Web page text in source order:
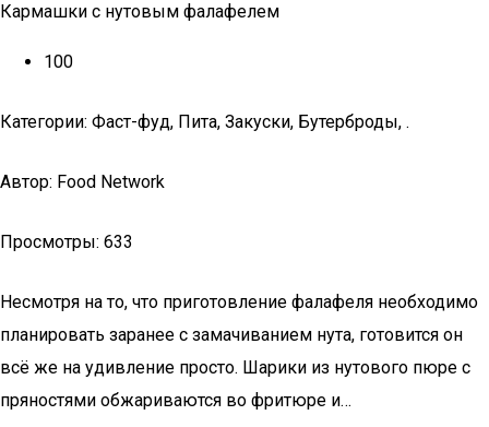
Кармашки с нутовым фалафелем
100
Категории: Фаст-фуд, Пита, Закуски, Бутерброды, .
Автор: Food Network
Просмотры: 633
Несмотря на то, что приготовление фалафеля необходимо
планировать заранее с замачиванием нута, готовится он
всё же на удивление просто. Шарики из нутового пюре с
пряностями обжариваются во фритюре и…